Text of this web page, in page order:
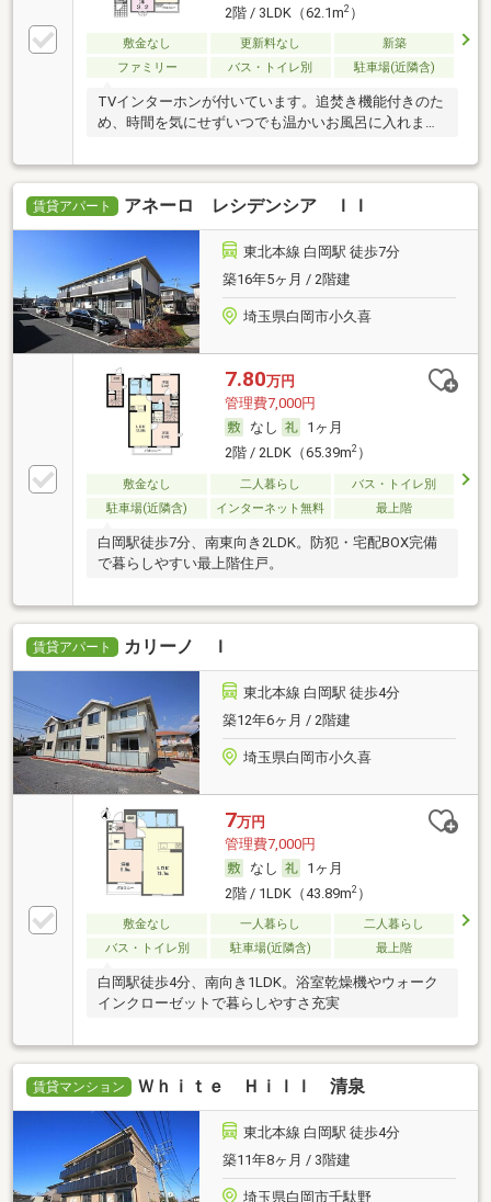
2階 / 3LDK（62.1m2）
敷金なし 更新料なし
新築
ファミリー
バス・トイレ別 駐車場(近隣含)
TVインターホンが付いています。追焚き機能付きのた
め、時間を気にせずいつでも温かいお風呂に入れま
賃貸アパート アネーロ レシデンシア ＩＩ
東北本線 白岡駅 徒歩7分
築16年5ヶ月 / 2階建
埼玉県白岡市小久喜
7.80万円
管理費7,000円
なし
1ヶ月
2階 / 2LDK（65.39m2）
敷金なし 二人暮らし
バス・トイレ別
駐車場(近隣含)
インターネット無料 最上階
白岡駅徒歩7分、南東向き2LDK。防犯・宅配BOX完備
で暮らしやすい最上階住戸。
賃貸アパート カリーノ Ｉ
東北本線 白岡駅 徒歩4分
築12年6ヶ月 / 2階建
埼玉県白岡市小久喜
7万円
管理費7,000円
なし
1ヶ月
2階 / 1LDK（43.89m2）
敷金なし 一人暮らし
二人暮らし
バス・トイレ別
駐車場(近隣含) 最上階
白岡駅徒歩4分、南向き1LDK。浴室乾燥機やウォーク
インクローゼットで暮らしやすさ充実
賃貸マンション Ｗｈｉｔｅ Ｈｉｌｌ 清泉
東北本線 白岡駅 徒歩4分
築11年8ヶ月 / 3階建
埼玉県白岡市千駄野